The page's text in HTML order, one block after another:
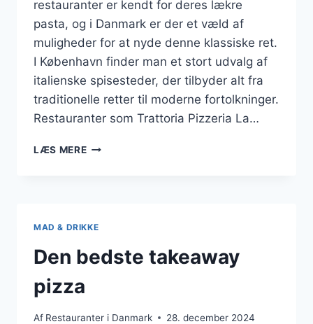
restauranter er kendt for deres lækre
pasta, og i Danmark er der et væld af
muligheder for at nyde denne klassiske ret.
I København finder man et stort udvalg af
italienske spisesteder, der tilbyder alt fra
traditionelle retter til moderne fortolkninger.
Restauranter som Trattoria Pizzeria La…
LÆS MEREITALIENSKE
MAD & DRIKKE
Den bedste takeaway
pizza
Af Restauranter i Danmark 28. december 2024